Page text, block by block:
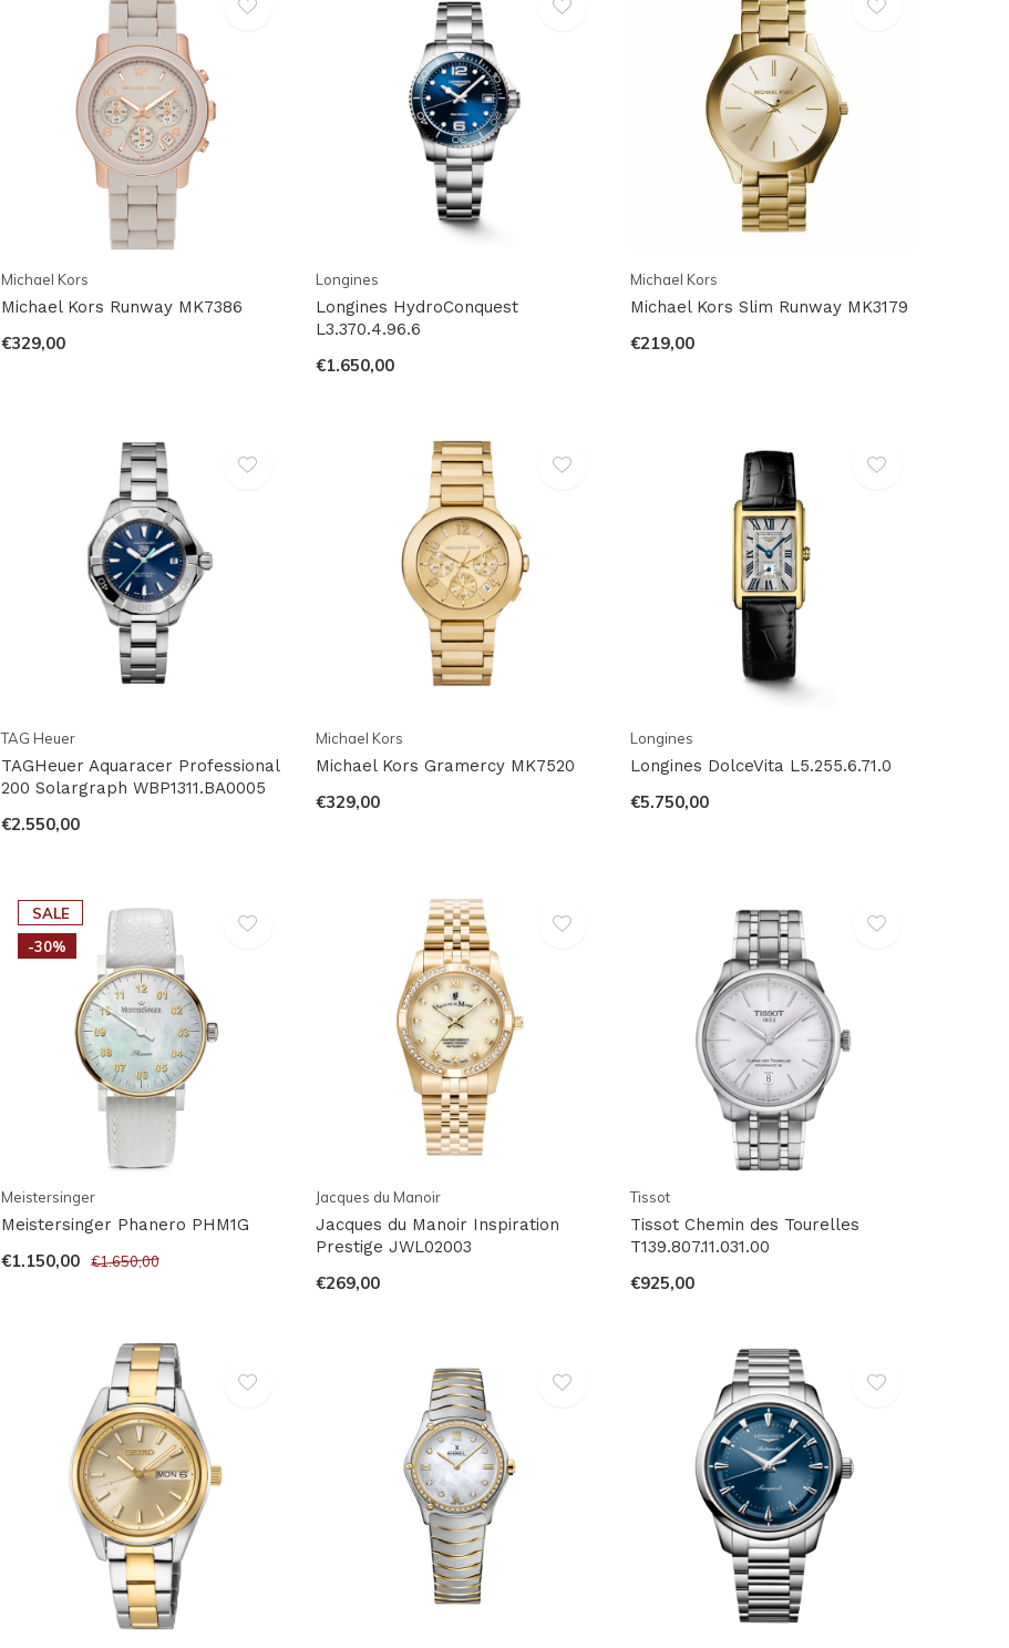
Michael Kors
Michael Kors Runway MK7386
€329,00
Longines
Longines HydroConquest
L3.370.4.96.6
€1.650,00
Michael Kors
Michael Kors Slim Runway MK3179
€219,00
TAG Heuer
TAGHeuer Aquaracer Professional
200 Solargraph WBP1311.BA0005
€2.550,00
Michael Kors
Michael Kors Gramercy MK7520
€329,00
Longines
Longines DolceVita L5.255.6.71.0
€5.750,00
SALE
-30%
Meistersinger
Meistersinger Phanero PHM1G
€1.150,00 €1.650,00
Jacques du Manoir
Jacques du Manoir Inspiration
Prestige JWL02003
€269,00
Tissot
Tissot Chemin des Tourelles
T139.807.11.031.00
€925,00